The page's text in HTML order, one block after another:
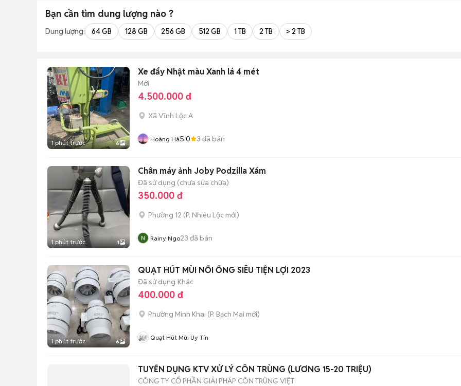
Bạn cần tìm dung lượng nào ?
Dung lượng: 64 GB 128 GB 256 GB 512 GB 1 TB 2 TB > 2 TB
1 phút trước 6
Xe đẩy Nhật màu Xanh lá 4 mét
Mới
4.500.000 đ
Xã Vĩnh Lộc A
Hoàng Hà5.0 3 đã bán
1 phút trước 1
Chân máy ảnh Joby Podzilla Xám
Đã sử dụng (chưa sửa chữa)
350.000 đ
Phường 12 (P. Nhiêu Lộc mới)
Rainy Ngo23 đã bán
1 phút trước 6
QUẠT HÚT MÙI NỐI ỐNG SIÊU TIỆN LỢI 2023
Đã sử dụng Khác
400.000 đ
Phường Minh Khai (P. Bạch Mai mới)
Quạt Hút Mùi Uy Tín
TUYỂN DỤNG KTV XỬ LÝ CÔN TRÙNG (LƯƠNG 15-20 TRIỆU)
CÔNG TY CỔ PHẦN GIẢI PHÁP CÔN TRÙNG VIỆT